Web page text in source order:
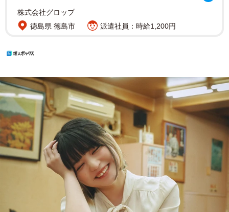
株式会社グロップ
徳島県 徳島市
派遣社員：時給1,200円